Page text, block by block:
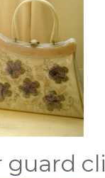
guard